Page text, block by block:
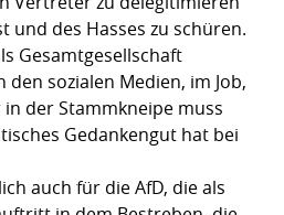
und des Hasses zu schüren.
Gesamtgesellschaft
sozialen Medien, im Job,
der Stammkneipe muss
Gedankengut hat bei
auch für die AfD, die als